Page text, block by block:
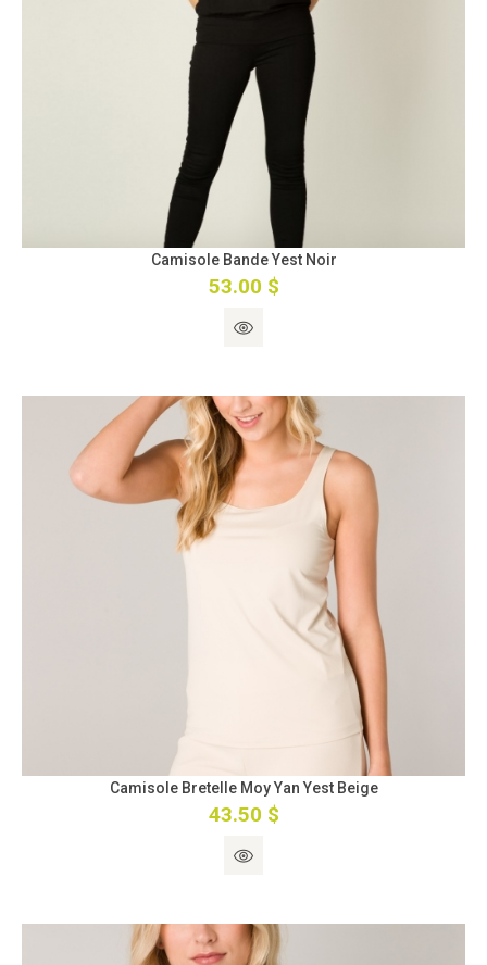
Camisole Bande Yest Noir
53.00 $
Camisole Bretelle Moy Yan Yest Beige
43.50 $